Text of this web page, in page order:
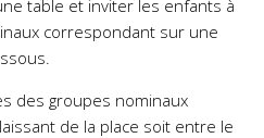
table et inviter les enfants à
correspondant sur une
des groupes nominaux
de la place soit entre le